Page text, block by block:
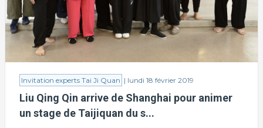
Invitation experts Tai Ji Quan | lundi 18 février 2019
Liu Qing Qin arrive de Shanghai pour animer
un stage de Taijiquan du s...